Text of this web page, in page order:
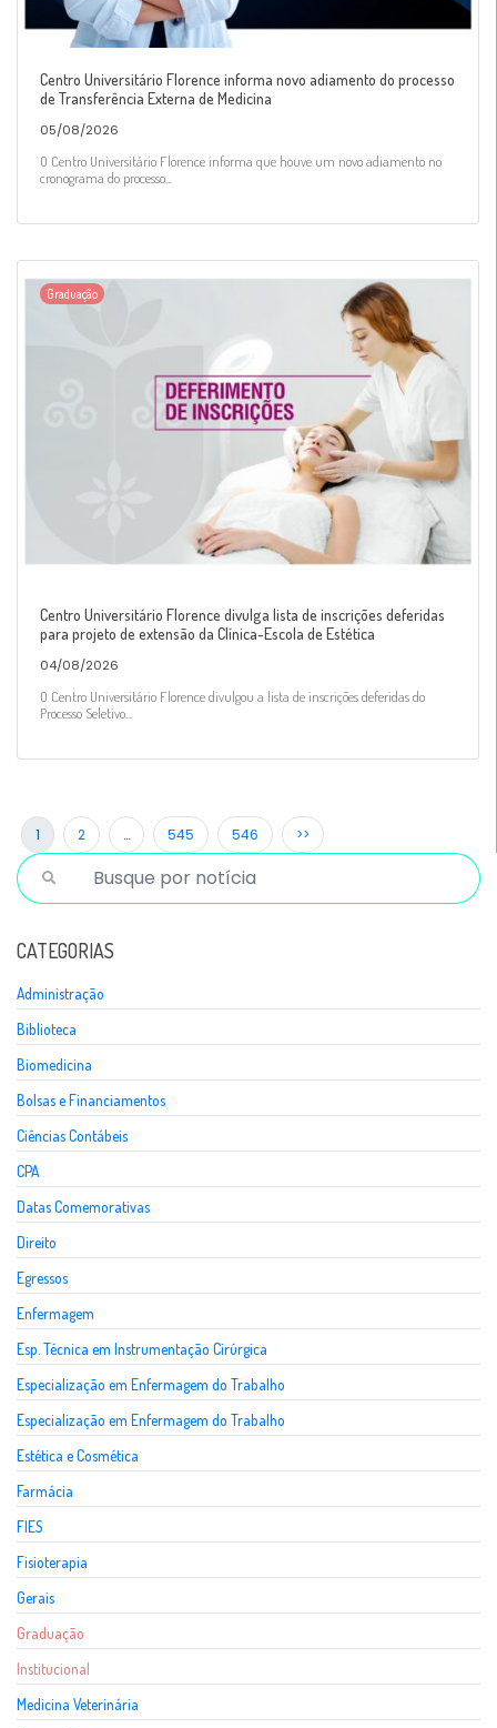
Centro Universitário Florence informa novo adiamento do processo
de Transferência Externa de Medicina
05/08/2026
O Centro Universitário Florence informa que houve um novo adiamento no
cronograma do processo...
Graduação
Centro Universitário Florence divulga lista de inscrições deferidas
para projeto de extensão da Clínica-Escola de Estética
04/08/2026
O Centro Universitário Florence divulgou a lista de inscrições deferidas do
Processo Seletivo...
1 2 … 545 546 >>
CATEGORIAS
Administração
Biblioteca
Biomedicina
Bolsas e Financiamentos
Ciências Contábeis
CPA
Datas Comemorativas
Direito
Egressos
Enfermagem
Esp. Técnica em Instrumentação Cirúrgica
Especialização em Enfermagem do Trabalho
Especialização em Enfermagem do Trabalho
Estética e Cosmética
Farmácia
FIES
Fisioterapia
Gerais
Graduação
Institucional
Medicina Veterinária